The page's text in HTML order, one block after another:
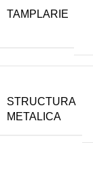
TAMPLARIE
STRUCTURA
METALICA